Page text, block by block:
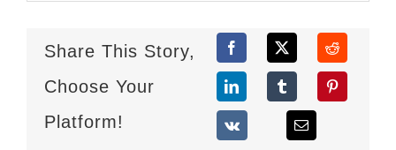
Share This Story,
Choose Your
Platform!